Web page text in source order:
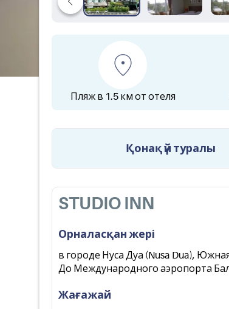
Пляж в 1.5 км от отеля
Қонақ үй туралы
STUDIO INN
Орналасқан жері
в городе Нуса Дуа (Nusa Dua),
До Международного аэропорта
Жағажай